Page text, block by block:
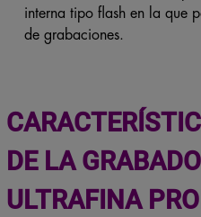
interna tipo flash en la que
de grabaciones.
DE LA
ULTRAFINA